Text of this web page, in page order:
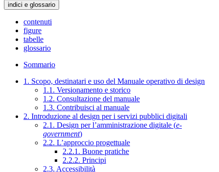
indici e glossario
contenuti
figure
tabelle
glossario
Sommario
1. Scopo, destinatari e uso del Manuale operativo di design
1.1. Versionamento e storico
1.2. Consultazione del manuale
1.3. Contribuisci al manuale
2. Introduzione al design per i servizi pubblici digitali
2.1. Design per l’amministrazione digitale (e-
government)
2.2. L’approccio progettuale
2.2.1. Buone pratiche
2.2.2. Principi
2.3. Accessibilità